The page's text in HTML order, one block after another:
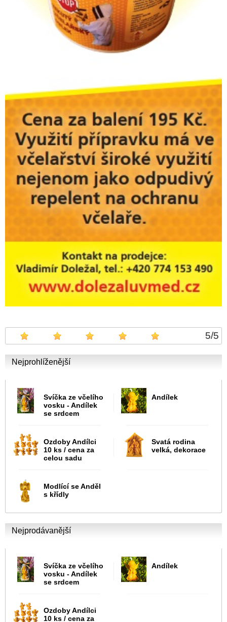
5/5
Nejprohlíženější
Svíčka ze včelího
vosku - Andílek
se srdcem
Andílek
Ozdoby Andílci
10 ks / cena za
celou sadu
Svatá rodina
velká, dekorace
Modlící se Anděl
s křídly
Nejprodávanější
Svíčka ze včelího
vosku - Andílek
se srdcem
Andílek
Ozdoby Andílci
10 ks / cena za